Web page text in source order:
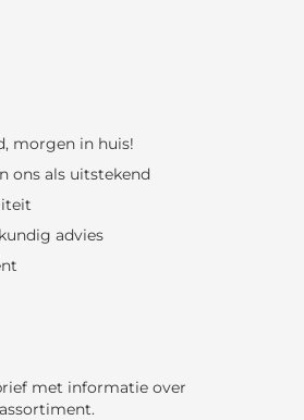
morgen in huis!
ons als uitstekend
advies
met informatie over